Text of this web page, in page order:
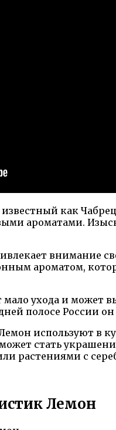
как
ароматами.
ароматом,
ухода и может
полосе России
используют в
стать
растениями с
Лемон